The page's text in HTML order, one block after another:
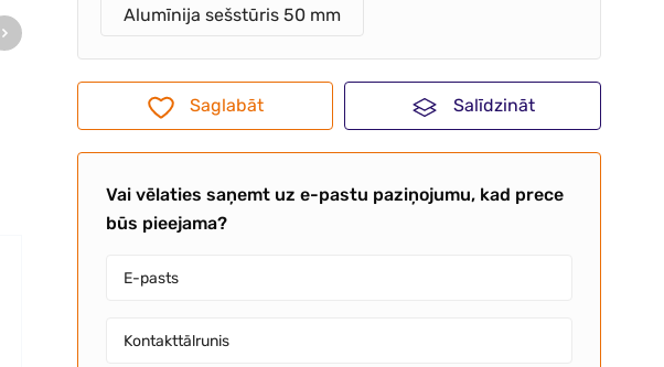
Alumīnija sešstūris 50 mm
Saglabāt Salīdzināt
Vai vēlaties saņemt uz e-pastu paziņojumu, kad prece
būs pieejama?